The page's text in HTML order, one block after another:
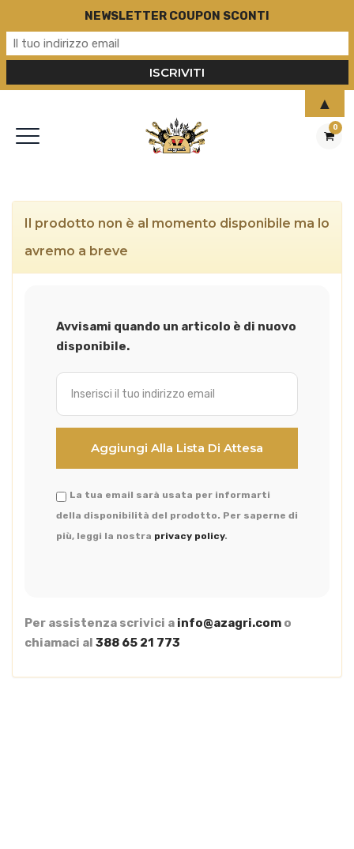
0
Il prodotto non è al momento disponibile ma lo
avremo a breve
Avvisami quando un articolo è di nuovo
disponibile.
La tua email sarà usata per informarti
della disponibilità del prodotto. Per saperne di
più, leggi la nostra privacy policy.
Per assistenza scrivici a info@azagri.com o
chiamaci al 388 65 21 773
NEWSLETTER COUPON SCONTI
▲